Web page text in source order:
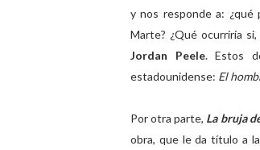
y nos responde a: ¿qué
Marte? ¿Qué ocurriría
Jordan Peele. Estos
estadounidense: El
Por otra parte, La bruja
obra, que le da título a